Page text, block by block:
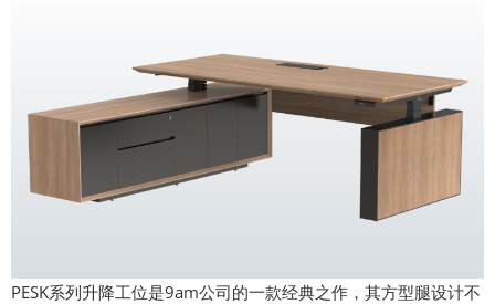
PESK系列升降工位是9am公司的一款经典之作，其方型腿设计不